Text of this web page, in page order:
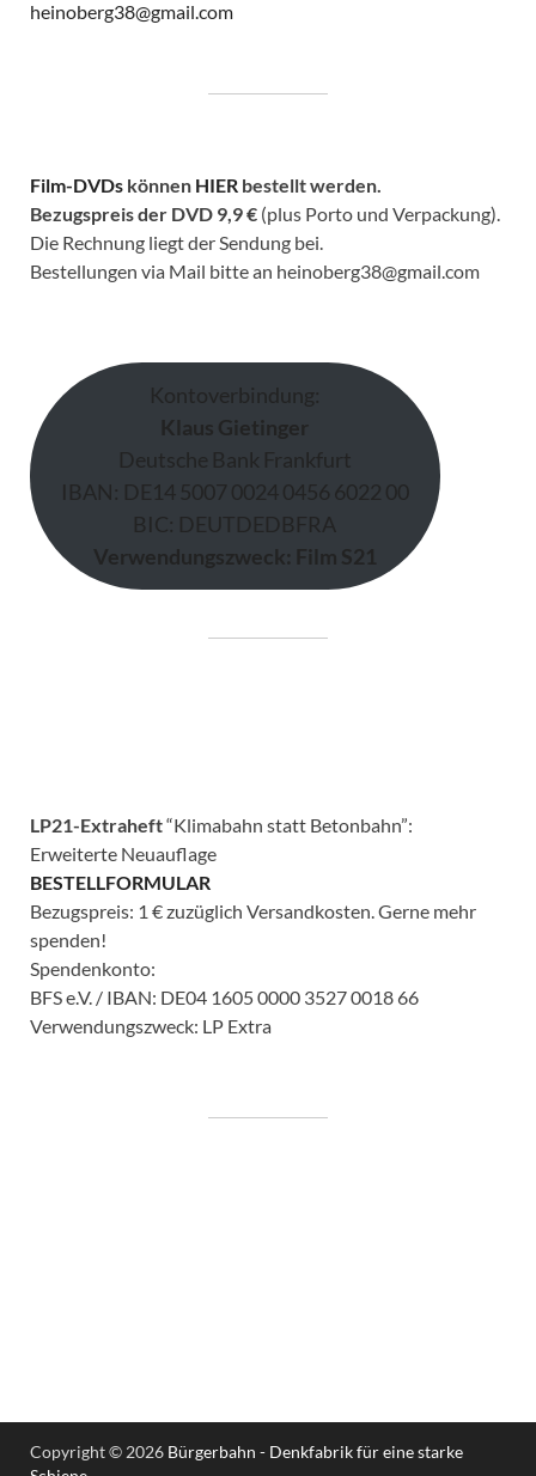
heinoberg38@gmail.com
Film-DVDs können HIER bestellt werden.
Bezugspreis der DVD 9,9 € (plus Porto und Verpackung).
Die Rechnung liegt der Sendung bei.
Bestellungen via Mail bitte an heinoberg38@gmail.com
Kontoverbindung:
Klaus Gietinger
Deutsche Bank Frankfurt
IBAN: DE14 5007 0024 0456 6022 00
BIC: DEUTDEDBFRA
Verwendungszweck: Film S21
LP21-Extraheft“Klimabahn statt Betonbahn”:
Erweiterte Neuauflage
BESTELLFORMULAR
Bezugspreis: 1 € zuzüglich Versandkosten. Gerne mehr
spenden!
Spendenkonto:
BFS e.V. / IBAN: DE04 1605 0000 3527 0018 66
Verwendungszweck: LP Extra
Copyright © 2026 Bürgerbahn - Denkfabrik für eine starke